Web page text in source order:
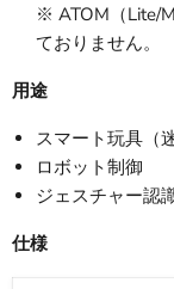
※ ATOM（Lite/
ておりません。
用途
スマート玩具（
ロボット制御
ジェスチャー認
仕様